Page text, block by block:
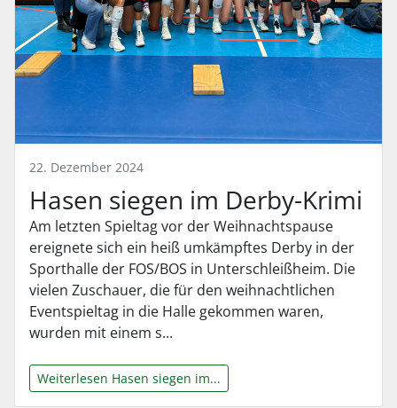
22. Dezember 2024
Hasen siegen im Derby-Krimi
Am letzten Spieltag vor der Weihnachtspause
ereignete sich ein heiß umkämpftes Derby in der
Sporthalle der FOS/BOS in Unterschleißheim. Die
vielen Zuschauer, die für den weihnachtlichen
Eventspieltag in die Halle gekommen waren,
wurden mit einem s...
Weiterlesen Hasen siegen im...